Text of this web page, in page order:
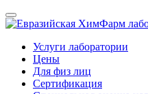
Услуги лаборатории
Цены
Для физ лиц
Сертификация